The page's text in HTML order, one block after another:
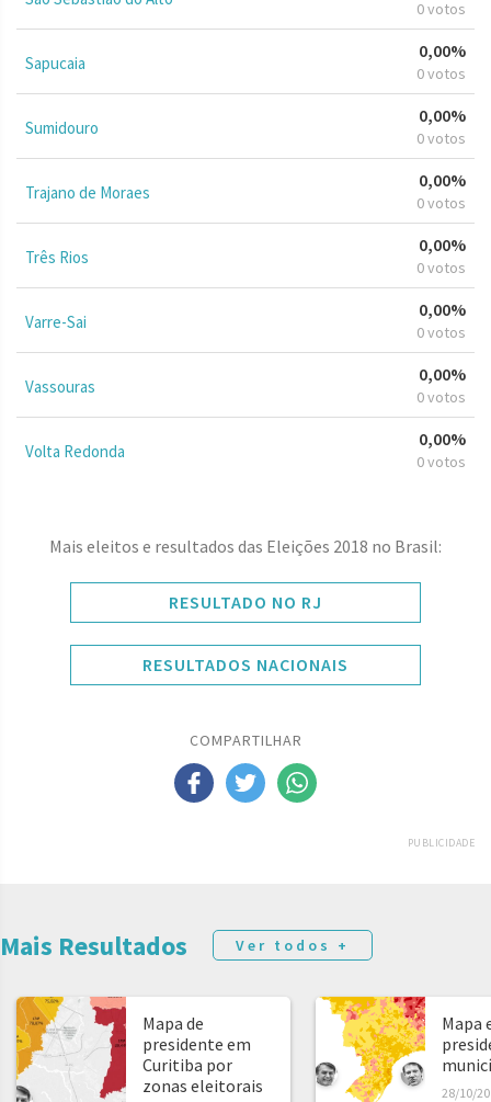
0 votos
Sapucaia
0,00%
0 votos
Sumidouro
0,00%
0 votos
Trajano de Moraes
0,00%
0 votos
Três Rios
0,00%
0 votos
Varre-Sai
0,00%
0 votos
Vassouras
0,00%
0 votos
Volta Redonda
0,00%
0 votos
Mais eleitos e resultados das Eleições 2018 no Brasil:
RESULTADO NO RJ
RESULTADOS NACIONAIS
COMPARTILHAR
PUBLICIDADE
Mais Resultados Ver todos +
Mapa de
presidente em
Curitiba por
zonas eleitorais
Mapa
28/10/